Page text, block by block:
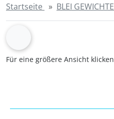
Startseite BLEI GEWICHTE
Wenn mehr als ein
zurück
Für eine größere Ansicht